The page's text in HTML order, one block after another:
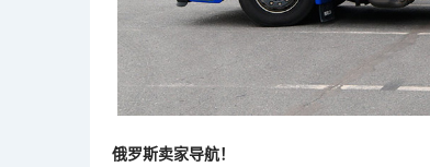
俄罗斯卖家导航！